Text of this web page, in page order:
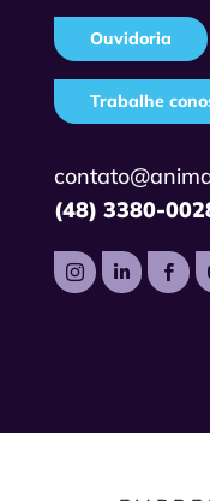
Ouvidoria
Trabalhe
(48) 3380-
  